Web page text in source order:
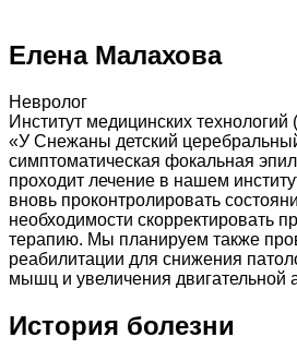
Елена Малахова
Невролог
Институт медицинских технологий
«У Снежаны детский
симптоматическая фокальная
проходит лечение в нашем
вновь проконтролировать
необходимости скорректировать
терапию. Мы планируем также
реабилитации для снижения
мышц и увеличения двигательной
История болезни